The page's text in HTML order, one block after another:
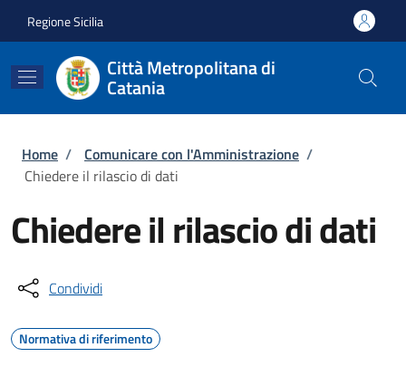
Regione Sicilia
Città Metropolitana di
Catania
Briciole di pane
Home / Comunicare con l'Amministrazione /
Chiedere il rilascio di dati
Chiedere il rilascio di dati
Condividi
Normativa di riferimento